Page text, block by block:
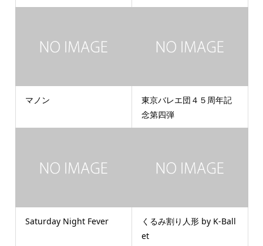
マノン
東京バレエ団４５周年記
念第四弾
Saturday Night Fever
くるみ割り人形 by K-Ball
et